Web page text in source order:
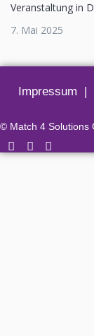
Veranstaltung in
7. Mai 2025
Impressum |
© Match 4 Solutions